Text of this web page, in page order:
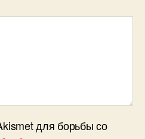
для борьбы со